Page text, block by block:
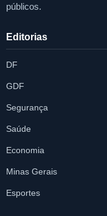
públicos.
Editorias
DF
GDF
Segurança
Saúde
Economia
Minas Gerais
Esportes